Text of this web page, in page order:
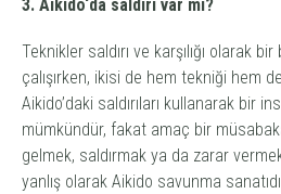
3. Aikido‘da saldırı var mı?
Teknikler saldırı ve karşılığı olarak
çalışırken, ikisi de hem tekniği hem de
Aikido’daki saldırıları kullanarak bir
mümkündür, fakat amaç bir
gelmek, saldırmak ya da zarar
yanlış olarak Aikido savunma